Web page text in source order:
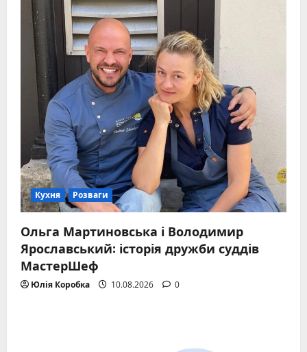
Кухня Розваги
Ольга Мартиновська і Володимир
Ярославський: історія дружби суддів
МастерШеф
Юлія Коробка 10.08.2026 0